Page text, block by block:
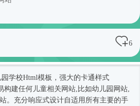
6
学校Html模板 ，强大的卡通样式
构建任何儿童相关网站,比如幼儿园网站,
。充分响应式设计自适用所有主要的手